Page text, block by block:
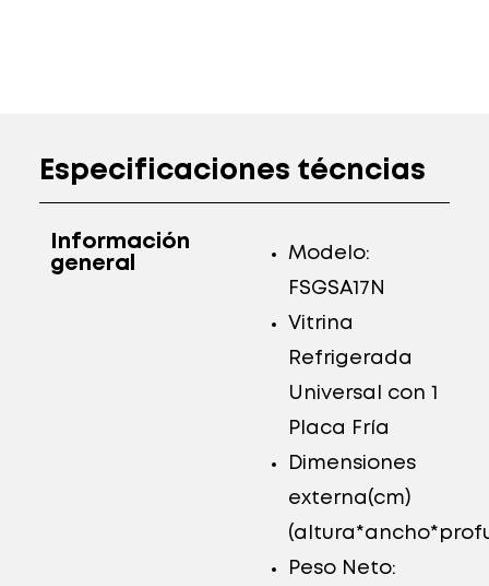
Especificaciones técncias
Información
general
Modelo:
FSGSA17N
Vitrina
Refrigerada
Universal con 1
Placa Fría
Dimensiones
externa(cm)
Peso Neto: